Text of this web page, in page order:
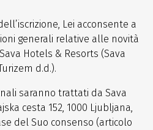
Lei acconsente a
generali relative alle novità
Hotels & Resorts (Sava
d.d.).
saranno trattati da Sava
cesta 152, 1000 Ljubljana,
del Suo consenso (articolo